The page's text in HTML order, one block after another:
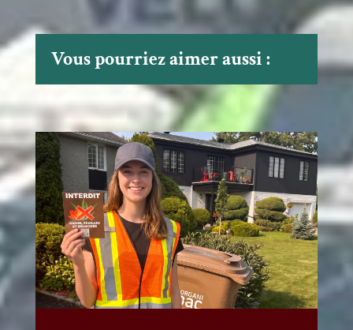
Vous pourriez aimer aussi :